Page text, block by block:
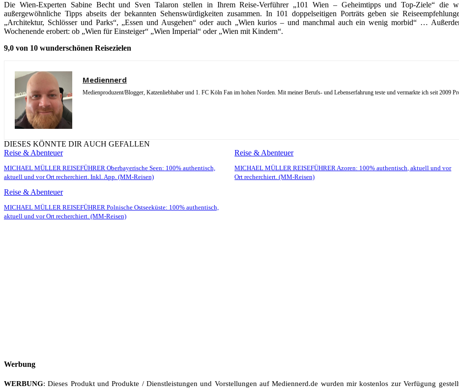
Die Wien-Experten Sabine Becht und Sven Talaron stellen in Ihrem Reise-Verführer „101 Wien – Geheimtipps und Top-Ziele“ die
außergewöhnliche Tipps abseits der bekannten Sehenswürdigkeiten zusammen. In 101 doppelseitigen Porträts geben sie
„Architektur, Schlösser und Parks“, „Essen und Ausgehen“ oder auch „Wien kurios – und manchmal auch ein wenig morbid“ …
Wochenende erobert: ob „Wien für Einsteiger“ „Wien Imperial“ oder „Wien mit Kindern“.
9,0 von 10 wunderschönen Reisezielen
Mediennerd
Medienproduzent/Blogger, Katzenliebhaber und 1. FC Köln Fan im hohen Norden. Mit meiner Berufs- und Lebenserfahrung teste und vermarkte ich seit 2009
DIESES KÖNNTE DIR AUCH GEFALLEN
Reise & Abenteuer
MICHAEL MÜLLER REISEFÜHRER Oberbayerische Seen: 100% authentisch,
aktuell und vor Ort recherchiert. Inkl. App. (MM-Reisen)
Reise & Abenteuer
MICHAEL MÜLLER REISEFÜHRER Azoren: 100% authentisch, aktuell und vor
Ort recherchiert. (MM-Reisen)
Reise & Abenteuer
MICHAEL MÜLLER REISEFÜHRER Polnische Ostseeküste: 100% authentisch,
aktuell und vor Ort recherchiert. (MM-Reisen)
Werbung
WERBUNG: Dieses Produkt und Produkte / Dienstleistungen und Vorstellungen auf Mediennerd.de wurden mir kostenlos zur Verfügung